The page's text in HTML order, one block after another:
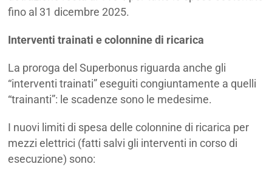
fino al 31 dicembre 2025.
Interventi trainati e colonnine di ricarica
La proroga del Superbonus riguarda anche gli
“interventi trainati” eseguiti congiuntamente a quelli
“trainanti”: le scadenze sono le medesime.
I nuovi limiti di spesa delle colonnine di ricarica per
mezzi elettrici (fatti salvi gli interventi in corso di
esecuzione) sono: